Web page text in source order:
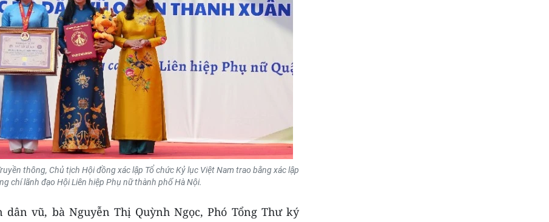
thông, Chủ tịch Hội đồng xác lập Tổ chức Kỷ lục Việt Nam trao bằng xác lập
chí lãnh đạo Hội Liên hiệp Phụ nữ thành phố Hà Nội.
vũ, bà Nguyễn Thị Quỳnh Ngọc, Phó Tổng Thư ký